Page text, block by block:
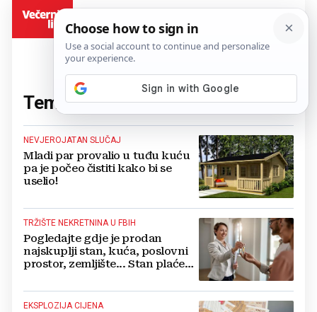
Tema:Kuća(95 članaka)
NEVJEROJATAN SLUČAJ
Mladi par provalio u tuđu kuću
pa je počeo čistiti kako bi se
uselio!
TRŽIŠTE NEKRETNINA U FBIH
Pogledajte gdje je prodan
najskuplji stan, kuća, poslovni
prostor, zemljište... Stan plaćen
EKSPLOZIJA CIJENA